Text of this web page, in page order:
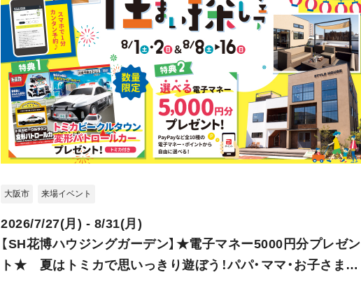
大阪市 来場イベント
2026/7/27(月) - 8/31(月)
【SH花博ハウジングガーデン】★電子マネー5000円分プレゼン
ト★ 夏はトミカで思いっきり遊ぼう！パパ・ママ・お子さまの